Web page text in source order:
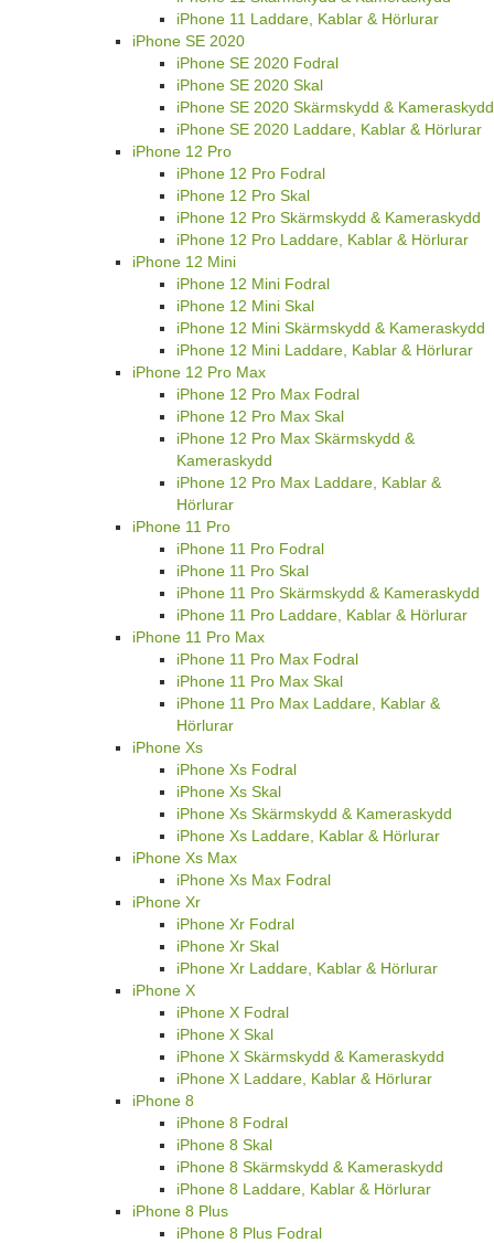
iPhone 11 Laddare, Kablar & Hörlurar
iPhone SE 2020
iPhone SE 2020 Fodral
iPhone SE 2020 Skal
iPhone SE 2020 Skärmskydd & Kameraskydd
iPhone SE 2020 Laddare, Kablar & Hörlurar
iPhone 12 Pro
iPhone 12 Pro Fodral
iPhone 12 Pro Skal
iPhone 12 Pro Skärmskydd & Kameraskydd
iPhone 12 Pro Laddare, Kablar & Hörlurar
iPhone 12 Mini
iPhone 12 Mini Fodral
iPhone 12 Mini Skal
iPhone 12 Mini Skärmskydd & Kameraskydd
iPhone 12 Mini Laddare, Kablar & Hörlurar
iPhone 12 Pro Max
iPhone 12 Pro Max Fodral
iPhone 12 Pro Max Skal
iPhone 12 Pro Max Skärmskydd &
Kameraskydd
iPhone 12 Pro Max Laddare, Kablar &
Hörlurar
iPhone 11 Pro
iPhone 11 Pro Fodral
iPhone 11 Pro Skal
iPhone 11 Pro Skärmskydd & Kameraskydd
iPhone 11 Pro Laddare, Kablar & Hörlurar
iPhone 11 Pro Max
iPhone 11 Pro Max Fodral
iPhone 11 Pro Max Skal
iPhone 11 Pro Max Laddare, Kablar &
Hörlurar
iPhone Xs
iPhone Xs Fodral
iPhone Xs Skal
iPhone Xs Skärmskydd & Kameraskydd
iPhone Xs Laddare, Kablar & Hörlurar
iPhone Xs Max
iPhone Xs Max Fodral
iPhone Xr
iPhone Xr Fodral
iPhone Xr Skal
iPhone Xr Laddare, Kablar & Hörlurar
iPhone X
iPhone X Fodral
iPhone X Skal
iPhone X Skärmskydd & Kameraskydd
iPhone X Laddare, Kablar & Hörlurar
iPhone 8
iPhone 8 Fodral
iPhone 8 Skal
iPhone 8 Skärmskydd & Kameraskydd
iPhone 8 Laddare, Kablar & Hörlurar
iPhone 8 Plus
iPhone 8 Plus Fodral